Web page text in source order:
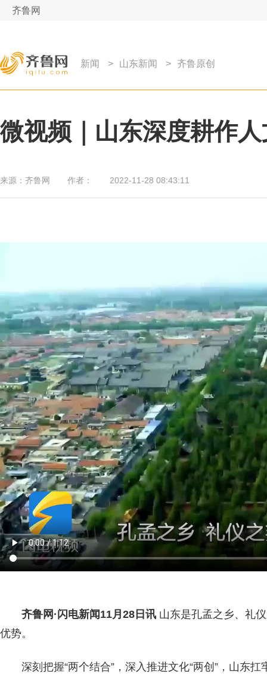
齐鲁网
新闻 > 山东新闻 > 齐鲁原创
微视频｜山东深度耕作
来源： 齐鲁网 作者： 2022-11-28 08:43:11
齐鲁网 ·闪电新闻11月28日讯 山东是孔孟之乡、礼
优势。
深刻把握“两个结合”，深入推进文化“两创”，山东